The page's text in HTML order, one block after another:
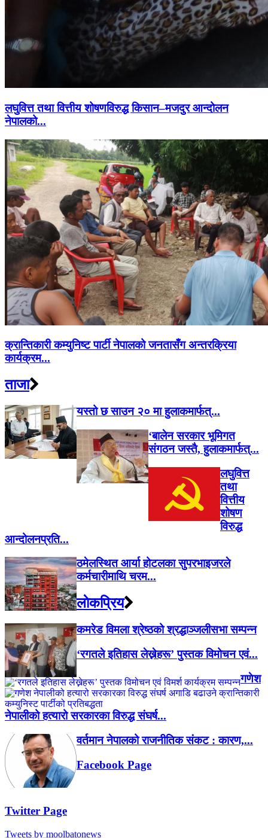
लघुवित्त तथा वित्तीय शोषणविरुद्ध किसान–मजदुर आन्दोलन
नेपालको...
क्रान्तिकारी कम्युनिष्ट पार्टी नेपालको जनतासँग अन्तरक्रिया
कार्यक्रम...
ताजा
यस्तो छ साउन २० मा हुलाकमार्फत्...
‘बालेन सरकार भूमिगत
संगठन जस्तै, हुलाकमार्फत्...
लघुवित्त
तथा
वित्तीय
शोषण
विरुद्ध
आन्दोलनप्रति...
ठमेलस्थित आर्या होटलका सुपरभाइजरले
कर्मचारीमाथि चरम...
लाेकप्रिय
कमरेड विमला श्रेष्ठको श्रद्धाञ्जलीसभा सम्पन्न
‘रगतले इतिहास लेख्नेहरू’ पुस्तक विमोचन एवं...
गणेश
नेपालीको हत्यारो सरकारका विरुद्ध संघर्ष...
वर्तमान नेपालको राजनीतिक संकट : कारण,...
Facebook Page
Twitter Page
Tweets by moolbatonews